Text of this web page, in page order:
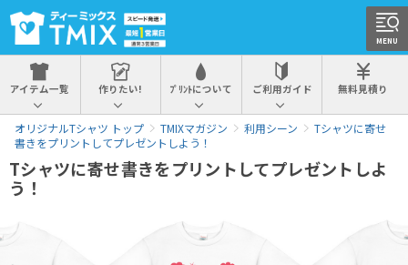
アイテム一覧 作りたい! ﾌﾟﾘﾝﾄについて ご利用ガイド 無料見積り
オリジナルTシャツ トップ TMIXマガジン 利用シーン
Tシャツに寄せ
書きをプリントしてプレゼントしよう！
Tシャツに寄せ書きをプリントしてプレゼントしよ
う！
MENU